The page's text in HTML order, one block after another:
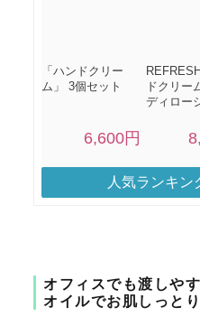
人気ランキン
オフィスでも渡しや
オイルでお肌しっとり